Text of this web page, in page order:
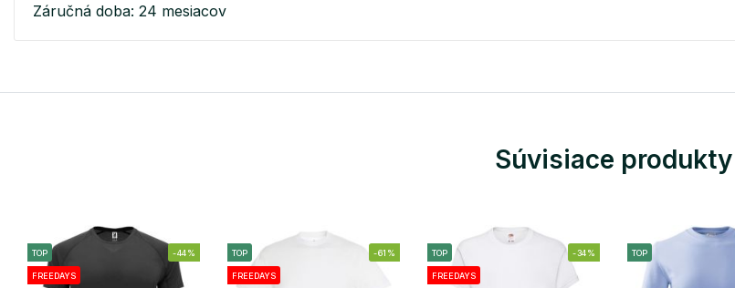
Záručná doba: 24 mesiacov
Súvisiace produkty
TOP
FREEDAYS
-44% TOP
FREEDAYS
-61% TOP
FREEDAYS
-34% TOP